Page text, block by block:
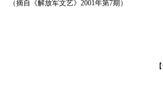
（摘自《解放军文艺》 2001年第7期）
【